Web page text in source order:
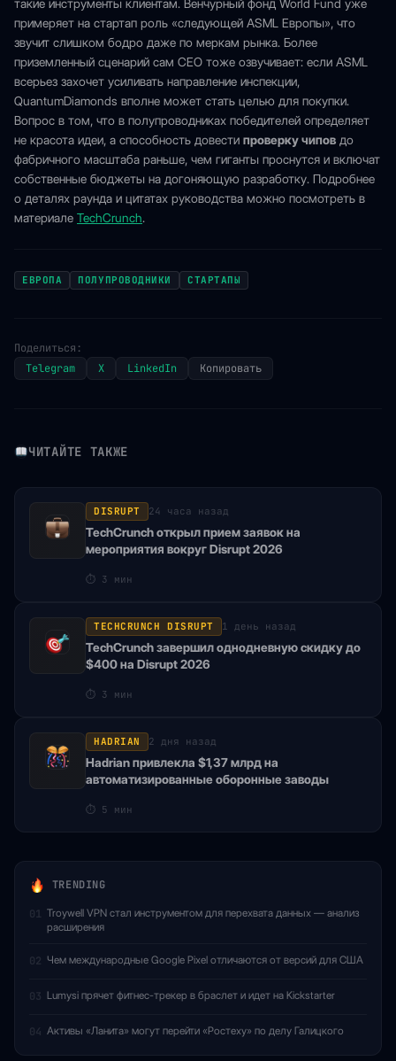
такие инструменты клиентам. Венчурный фонд World Fund уже
примеряет на стартап роль «следующей ASML Европы», что
звучит слишком бодро даже по меркам рынка. Более
приземленный сценарий сам CEO тоже озвучивает: если ASML
всерьез захочет усиливать направление инспекции,
QuantumDiamonds вполне может стать целью для покупки.
Вопрос в том, что в полупроводниках победителей определяет
не красота идеи, а способность довести проверку чипов до
фабричного масштаба раньше, чем гиганты проснутся и включат
собственные бюджеты на догоняющую разработку. Подробнее
о деталях раунда и цитатах руководства можно посмотреть в
материале TechCrunch.
ЕВРОПА ПОЛУПРОВОДНИКИ СТАРТАПЫ
Поделиться:
Telegram
X LinkedIn Копировать
ЧИТАЙТЕ ТАКЖЕ
DISRUPT 24 часа назад
TechCrunch открыл прием заявок на
мероприятия вокруг Disrupt 2026
⏱ 3 мин
TECHCRUNCH DISRUPT 1 день назад
TechCrunch завершил однодневную скидку до
$400 на Disrupt 2026
⏱ 3 мин
HADRIAN 2 дня назад
Hadrian привлекла $1,37 млрд на
автоматизированные оборонные заводы
⏱ 5 мин
TRENDING
01 Troywell VPN стал инструментом для перехвата данных — анализ
расширения
02 Чем международные Google Pixel отличаются от версий для США
03 Lumysi прячет фитнес-трекер в браслет и идет на Kickstarter
04 Активы «Ланита» могут перейти «Ростеху» по делу Галицкого